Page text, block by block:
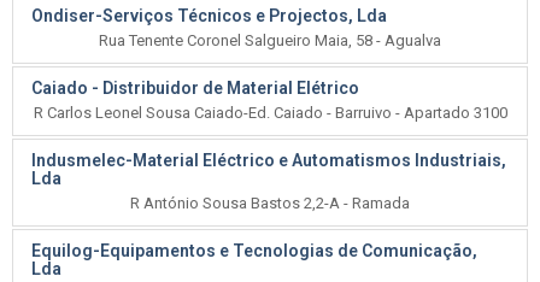
Ondiser-Serviços Técnicos e Projectos, Lda
Rua Tenente Coronel Salgueiro Maia, 58 - Agualva
Caiado - Distribuidor de Material Elétrico
R Carlos Leonel Sousa Caiado-Ed. Caiado - Barruivo - Apartado 3100
Indusmelec-Material Eléctrico e Automatismos Industriais,
Lda
R António Sousa Bastos 2,2-A - Ramada
Equilog-Equipamentos e Tecnologias de Comunicação,
Lda